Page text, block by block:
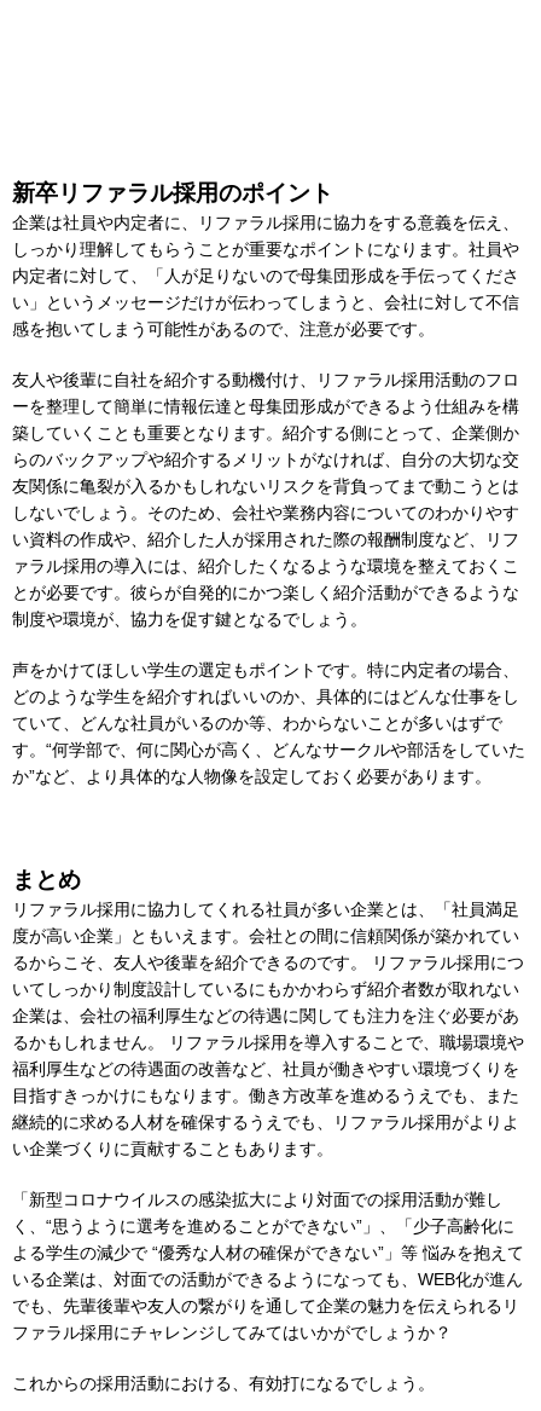
新卒リファラル採用のポイント
企業は社員や内定者に、リファラル採用に協力をする意義を伝え、
しっかり理解してもらうことが重要なポイントになります。社員や
内定者に対して、「人が足りないので母集団形成を手伝ってくださ
い」というメッセージだけが伝わってしまうと、会社に対して不信
感を抱いてしまう可能性があるので、注意が必要です。
友人や後輩に自社を紹介する動機付け、リファラル採用活動のフロ
ーを整理して簡単に情報伝達と母集団形成ができるよう仕組みを構
築していくことも重要となります。紹介する側にとって、企業側か
らのバックアップや紹介するメリットがなければ、自分の大切な交
友関係に亀裂が入るかもしれないリスクを背負ってまで動こうとは
しないでしょう。そのため、会社や業務内容についてのわかりやす
い資料の作成や、紹介した人が採用された際の報酬制度など、リフ
ァラル採用の導入には、紹介したくなるような環境を整えておくこ
とが必要です。彼らが自発的にかつ楽しく紹介活動ができるような
制度や環境が、協力を促す鍵となるでしょう。
声をかけてほしい学生の選定もポイントです。特に内定者の場合、
どのような学生を紹介すればいいのか、具体的にはどんな仕事をし
ていて、どんな社員がいるのか等、わからないことが多いはずで
す。“何学部で、何に関心が高く、どんなサークルや部活をしていた
か”など、より具体的な人物像を設定しておく必要があります。
まとめ
リファラル採用に協力してくれる社員が多い企業とは、「社員満足
度が高い企業」ともいえます。会社との間に信頼関係が築かれてい
るからこそ、友人や後輩を紹介できるのです。 リファラル採用につ
いてしっかり制度設計しているにもかかわらず紹介者数が取れない
企業は、会社の福利厚生などの待遇に関しても注力を注ぐ必要があ
るかもしれません。 リファラル採用を導入することで、職場環境や
福利厚生などの待遇面の改善など、社員が働きやすい環境づくりを
目指すきっかけにもなります。働き方改革を進めるうえでも、また
継続的に求める人材を確保するうえでも、リファラル採用がよりよ
い企業づくりに貢献することもあります。
「新型コロナウイルスの感染拡大により対面での採用活動が難し
く、“思うように選考を進めることができない”」、「少子高齢化に
よる学生の減少で “優秀な人材の確保ができない”」等 悩みを抱えて
いる企業は、対面での活動ができるようになっても、WEB化が進ん
でも、先輩後輩や友人の繋がりを通して企業の魅力を伝えられるリ
ファラル採用にチャレンジしてみてはいかがでしょうか？
これからの採用活動における、有効打になるでしょう。